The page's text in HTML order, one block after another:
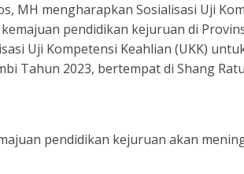
MH mengharapkan Sosialisasi Uji
pendidikan kejuruan di
Uji Kompetensi Keahlian (UKK)
Tahun 2023, bertempat di Shang
pendidikan kejuruan akan